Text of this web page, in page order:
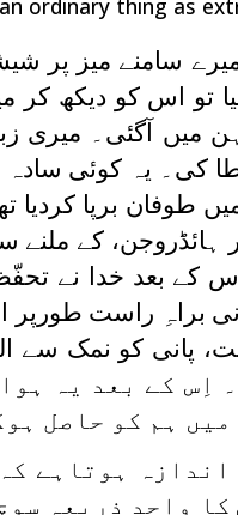
ordinary thing as
سامنے میز پر
تو اس کو دیکھ کر
میں آگئی۔ میری
کی۔ یہ کوئی سادہ
برپا کردیا
ہائڈروجن، کے
کے بعد خدا نے
براہِ راست طورپر
پانی کو نمک سے
اِس کے بعد یہ
ہم کو حاصل
ہوتاہے
واحد ذریعہ